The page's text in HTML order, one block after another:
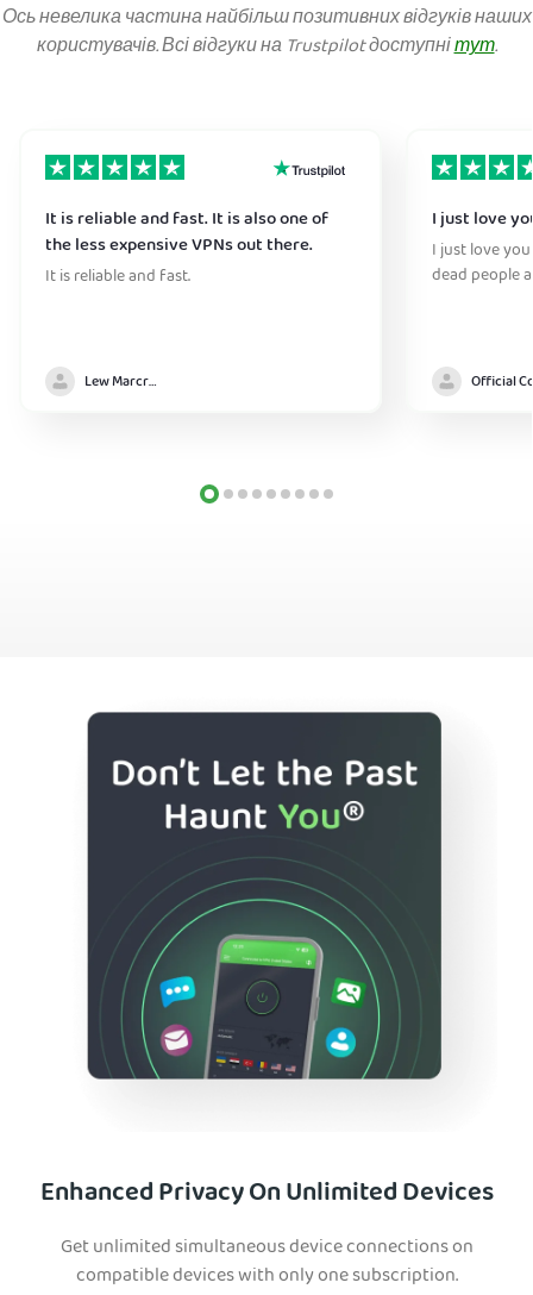
Ось невелика частина найбільш позитивних відгуків наших
користувачів. Всі відгуки на Trustpilot доступнітут.
It is reliable and fast. It is also one of
the less expensive VPNs out there.
It is reliable and fast.
Lew Marcrum
I just love
I just love
dead people
Enhanced Privacy On Unlimited Devices
Get unlimited simultaneous device connections on
compatible devices with only one subscription.